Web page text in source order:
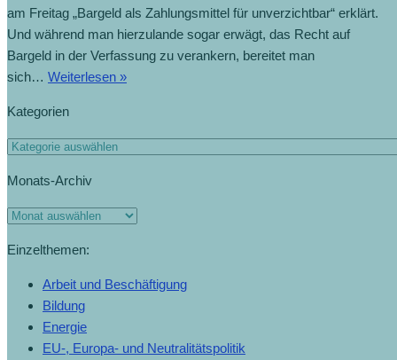
am Freitag „Bargeld als Zahlungsmittel für unverzichtbar“ erklärt.
Und während man hierzulande sogar erwägt, das Recht auf
Bargeld in der Verfassung zu verankern, bereitet man
sich… Weiterlesen »
Kategorien
Monats-Archiv
Einzelthemen:
Arbeit und Beschäftigung
Bildung
Energie
EU-, Europa- und Neutralitätspolitik